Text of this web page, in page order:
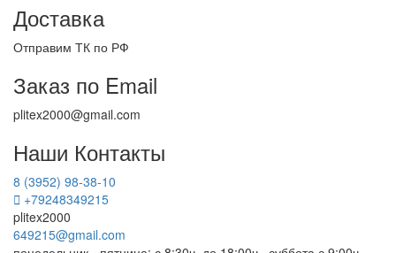
Доставка
Отправим ТК по РФ
Заказ по Email
plitex2000@gmail.com
Наши Контакты
8 (3952) 98-38-10
+79248349215
plitex2000
649215@gmail.com